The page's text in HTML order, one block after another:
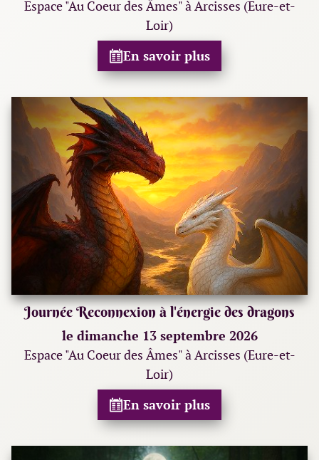
Espace "Au Coeur des Âmes" à Arcisses (Eure-et-
Loir)
En savoir plus
Journée Reconnexion à l'énergie des dragons
le dimanche 13 septembre 2026
Espace "Au Coeur des Âmes" à Arcisses (Eure-et-
Loir)
En savoir plus